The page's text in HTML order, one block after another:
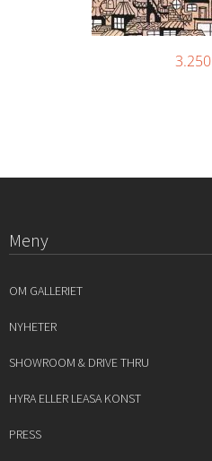
3.250
Meny
OM GALLERIET
NYHETER
SHOWROOM & DRIVE THRU
HYRA ELLER LEASA KONST
PRESS